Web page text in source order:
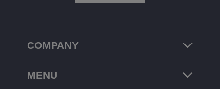
COMPANY
MENU